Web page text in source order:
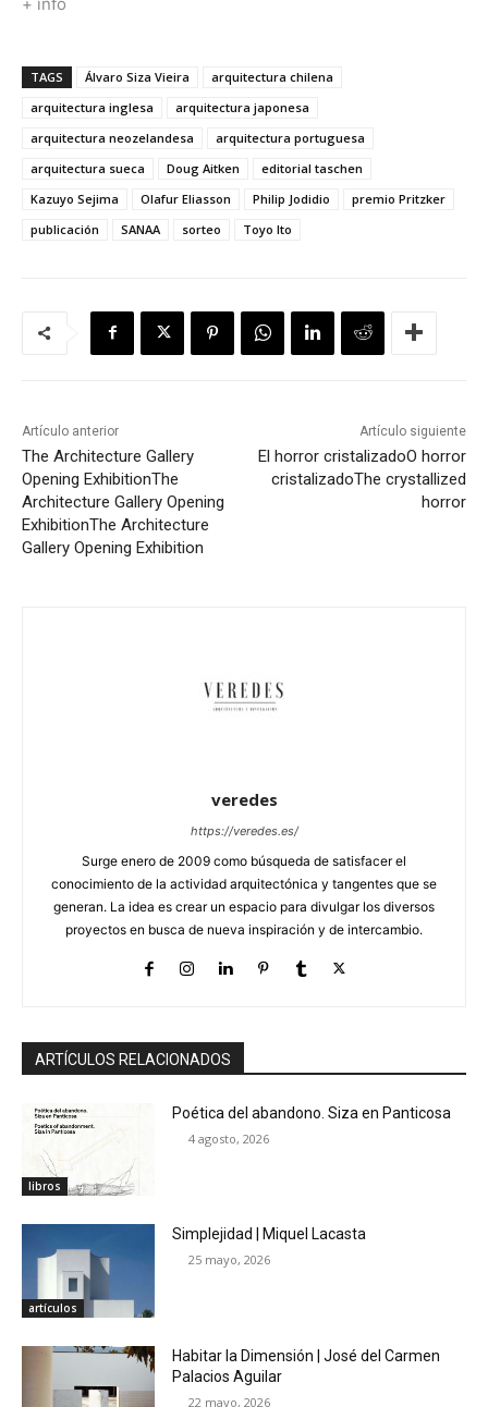
TAGS Álvaro Siza Vieira
arquitectura chilena
arquitectura inglesa
arquitectura japonesa
arquitectura neozelandesa
arquitectura portuguesa
arquitectura sueca
Doug Aitken
editorial taschen
Kazuyo Sejima
Olafur Eliasson Philip Jodidio
premio Pritzker
publicación
SANAA sorteo Toyo Ito
Artículo anterior
The Architecture Gallery
Opening ExhibitionThe
Architecture Gallery Opening
ExhibitionThe Architecture
Gallery Opening Exhibition
Artículo siguiente
El horror cristalizadoO horror
cristalizadoThe crystallized
horror
veredes
https://veredes.es/
Surge enero de 2009 como búsqueda de satisfacer el
conocimiento de la actividad arquitectónica y tangentes que se
generan. La idea es crear un espacio para divulgar los diversos
proyectos en busca de nueva inspiración y de intercambio.
ARTÍCULOS RELACIONADOS
libros
Poética del abandono. Siza en Panticosa
4 agosto, 2026
artículos
Simplejidad | Miquel Lacasta
25 mayo, 2026
Habitar la Dimensión | José del Carmen
Palacios Aguilar
22 mayo, 2026